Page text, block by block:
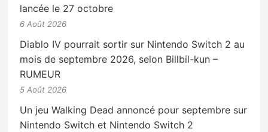
lancée le 27 octobre
6 Août 2026
Diablo IV pourrait sortir sur Nintendo Switch 2 au
mois de septembre 2026, selon Billbil-kun –
RUMEUR
5 Août 2026
Un jeu Walking Dead annoncé pour septembre sur
Nintendo Switch et Nintendo Switch 2